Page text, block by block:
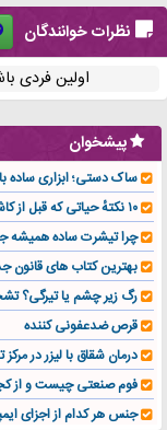
نظرات خوانندگان
اولین فردی
پیشخوان
ساک دستی؛ ابزاری ساده
۱۰ نکتهٔ حیاتی که قبل از کاشت ایمپلنت باید بدانید!
چرا تیشرت ساده همیشه
بهترین کتاب های قانون
رگ زیر چشم یا تیرگی؟
قرص ضدعفونی کننده
درمان شقاق با لیزر در
فوم صنعتی چیست و از کجا
جنس هر کدام از اجزای